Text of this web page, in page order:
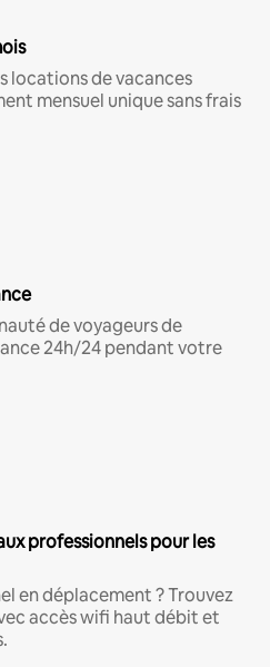
locations de vacances
mensuel unique sans frais
de voyageurs de
24h/24 pendant votre
professionnels pour les
en déplacement ? Trouvez
accès wifi haut débit et